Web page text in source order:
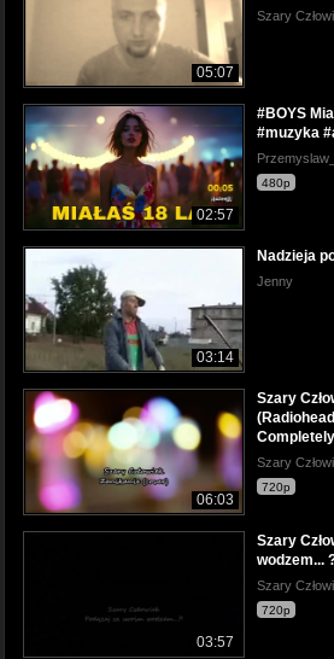
05:07
Szary
02:57
#BOYS
#muzyka
480p
03:14
Nadzieja
Jenny
06:03
Szary
Szary
720p
03:57
Szary
wodzem...
Szary
720p